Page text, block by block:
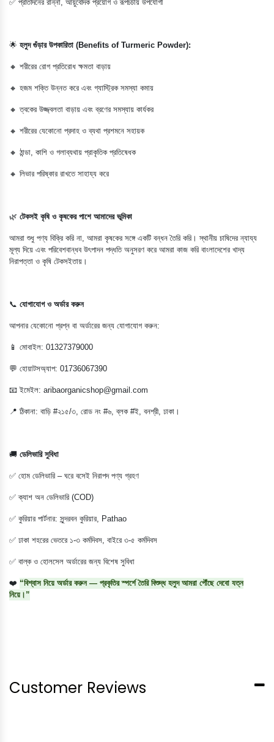
✅ প্রতিদিনের রান্না, আয়ুর্বেদিক প্রয়োগ ও রূপচর্চায় উপযোগী
🌟 হলুদ গুঁড়ার উপকারিতা (Benefits of Turmeric Powder):
🔸 শরীরের রোগ প্রতিরোধ ক্ষমতা বাড়ায়
🔸 হজম শক্তি উন্নত করে এবং গ্যাস্ট্রিক সমস্যা কমায়
🔸 ত্বকের উজ্জ্বলতা বাড়ায় এবং ব্রণের সমস্যায় কার্যকর
🔸 শরীরের যেকোনো প্রদাহ ও ব্যথা প্রশমনে সহায়ক
🔸 ঠান্ডা, কাশি ও গলাব্যথায় প্রাকৃতিক প্রতিষেধক
🔸 লিভার পরিষ্কার রাখতে সাহায্য করে
🌿 টেকসই কৃষি ও কৃষকের পাশে আমাদের ভূমিকা
আমরা শুধু পণ্য বিক্রি করি না, আমরা কৃষকের সঙ্গে একটি বন্ধন তৈরি করি। স্থানীয় চাষিদের ন্যায্য
মূল্য দিয়ে এবং পরিবেশবান্ধব উৎপাদন পদ্ধতি অনুসরণ করে আমরা কাজ করি বাংলাদেশের খাদ্য
নিরাপত্তা ও কৃষি টেকসইতায়।
📞 যোগাযোগ ও অর্ডার করুন
আপনার যেকোনো প্রশ্ন বা অর্ডারের জন্য যোগাযোগ করুন:
📱 মোবাইল: 01327379000
💬 হোয়াটসঅ্যাপ: 01736067390
📧 ইমেইল: aribaorganicshop@gmail.com
📍 ঠিকানা: বাড়ি #২১৫/৩, রোড নং #৬, ব্লক #ই, বনশ্রী, ঢাকা।
🚚 ডেলিভারি সুবিধা
✅ হোম ডেলিভারি – ঘরে বসেই নিরাপদ পণ্য গ্রহণ
✅ ক্যাশ অন ডেলিভারি (COD)
✅ কুরিয়ার পার্টনার: সুন্দরবন কুরিয়ার, Pathao
✅ ঢাকা শহরের ভেতরে ১-৩ কর্মদিবস, বাইরে ৩-৫ কর্মদিবস
✅ বাল্ক ও হোলসেল অর্ডারের জন্য বিশেষ সুবিধা
❤️ “বিশ্বাস নিয়ে অর্ডার করুন — প্রকৃতির স্পর্শে তৈরি বিশুদ্ধ হলুদ আমরা পৌঁছে দেবো যত্ন
নিয়ে।”
Customer Reviews